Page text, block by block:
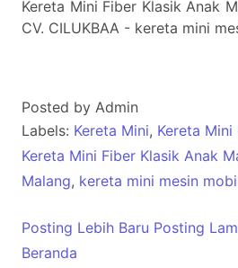
Kereta Mini Fiber Klasik Anak
CV. CILUKBAA - kereta mini
Posted by Admin
Labels: Kereta Mini, Kereta
Kereta Mini Fiber Klasik Anak
Malang, kereta mini mesin
Posting Lebih Baru Posting
Beranda